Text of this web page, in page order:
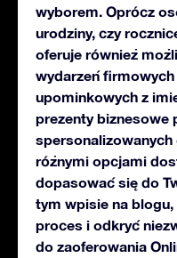
wyborem. Oprócz
urodziny, czy
oferuje również
wydarzeń
upominkowych z
prezenty biznesowe
spersonalizowanych
różnymi opcjami
dopasować się do
tym wpisie na blogu,
proces i odkryć
do zaoferowania